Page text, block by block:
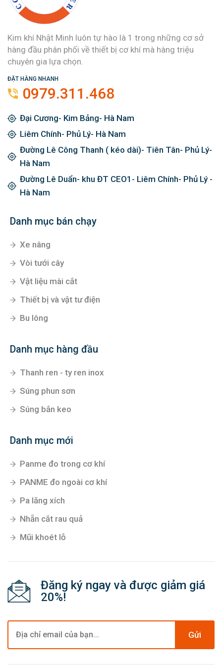
Kim khí Nhật Minh luôn tự hào là 1 trong những cơ sở
hàng đầu phân phối về thiết bị cơ khí mà hàng triệu
chuyên gia lựa chọn.
ĐẶT HÀNG NHANH
0979.311.468
Đại Cương- Kim Bảng- Hà Nam
Liêm Chính- Phủ Lý- Hà Nam
Đường Lê Công Thanh ( kéo dài)- Tiên Tân- Phủ Lý-
Hà Nam
Đường Lê Duẩn- khu ĐT CEO1- Liêm Chính- Phủ Lý -
Hà Nam
Danh mục bán chạy
Xe nâng
Vòi tưới cây
Vật liệu mài cắt
Thiết bị và vật tư điện
Bu lông
Danh mục hàng đầu
Thanh ren - ty ren inox
Súng phun sơn
Súng bắn keo
Danh mục mới
Panme đo trong cơ khí
PANME đo ngoài cơ khí
Pa lăng xích
Nhẵn cắt rau quả
Mũi khoét lỗ
Đăng ký ngay và được giảm giá
20%!
Gửi